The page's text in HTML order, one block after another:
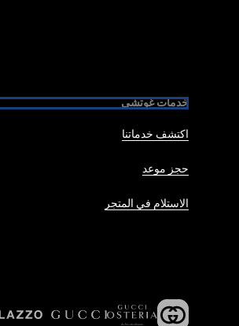
خدمات غوتشي
اكتشف خدماتنا
حجز موعد
الاستلام في المتجر